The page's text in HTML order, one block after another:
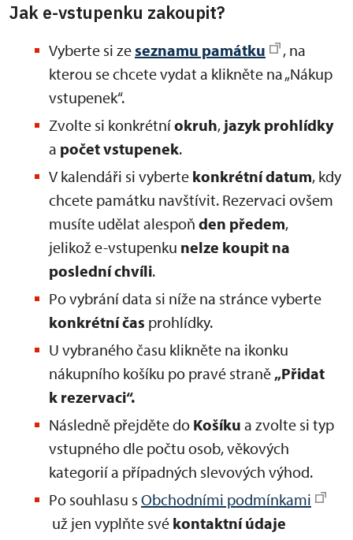
Jak e-vstupenku zakoupit?
Vyberte si zeseznamu památku
, na
kterou se chcete vydat a klikněte na „Nákup
vstupenek“.
Zvolte si konkrétníokruh, jazyk prohlídky
a počet vstupenek.
V kalendáři si vyberte konkrétní datum, kdy
chcete památku navštívit. Rezervaci ovšem
musíte udělat alespoň den předem,
jelikož e-vstupenku nelze koupit na
poslední chvíli.
Po vybrání data si níže na stránce vyberte
konkrétníčas prohlídky.
U vybraného času klikněte na ikonku
nákupního košíku po pravé straně „Přidat
k rezervaci“.
Následně přejděte do Košíku a zvolte si typ
vstupného dle počtu osob, věkových
kategorií a případných slevových výhod.
Po souhlasu s Obchodními podmínkami
už jen vyplňte své kontaktní údaje